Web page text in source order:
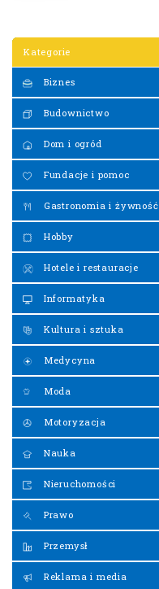
Kategorie
Biznes
Budownictwo
Dom i ogród
Fundacje i pomoc
Gastronomia i żywność
Hobby
Hotele i restauracje
Informatyka
Kultura i sztuka
Medycyna
Moda
Motoryzacja
Nauka
Nieruchomości
Prawo
Przemysł
Reklama i media